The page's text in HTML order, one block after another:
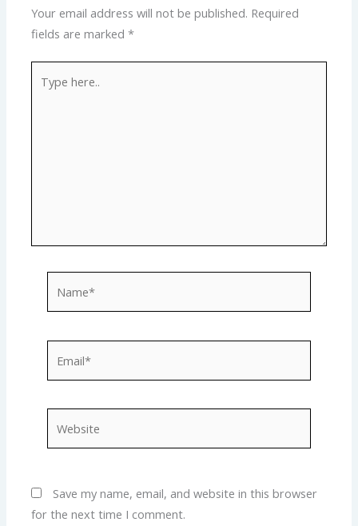
Your email address will not be published. Required
fields are marked*
here..
Save my name, email, and website in this browser
for the next time I comment.